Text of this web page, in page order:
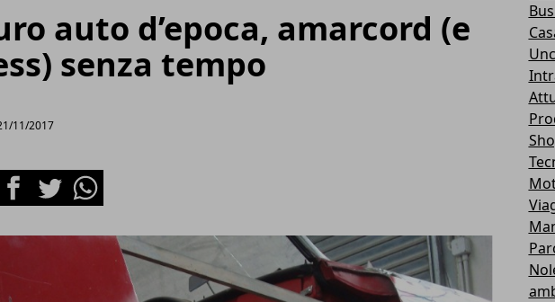
auto d’epoca, amarcord (e
senza tempo
11/2017
FacebookTwitterWhatsapp